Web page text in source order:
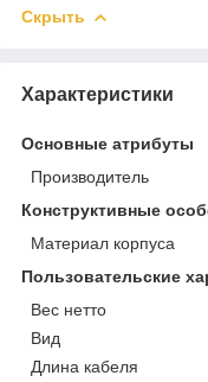
Скрыть
Характеристики
Основные атрибуты
Производитель
Конструктивные
Материал корпуса
Пользовательские
Вес нетто
Вид
Длина кабеля